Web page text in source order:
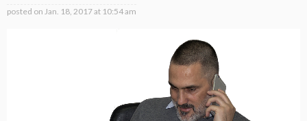
posted on Jan. 18, 2017 at 10:54 am